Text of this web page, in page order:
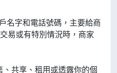
名字和電話號碼，主要給商
易或有特別情況時，商家
共享、租用或透露你的個